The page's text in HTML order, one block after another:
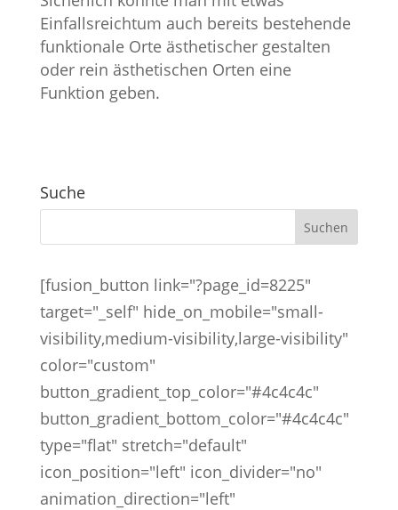
Einfallsreichtum auch bereits bestehende
funktionale Orte ästhetischer gestalten
oder rein ästhetischen Orten eine
Funktion geben.
Suche
[fusion_button link="?page_id=8225"
target="_self" hide_on_mobile="small-
visibility,medium-visibility,large-visibility"
color="custom"
button_gradient_top_color="#4c4c4c"
button_gradient_bottom_color="#4c4c4c"
type="flat" stretch="default"
icon_position="left" icon_divider="no"
animation_direction="left"